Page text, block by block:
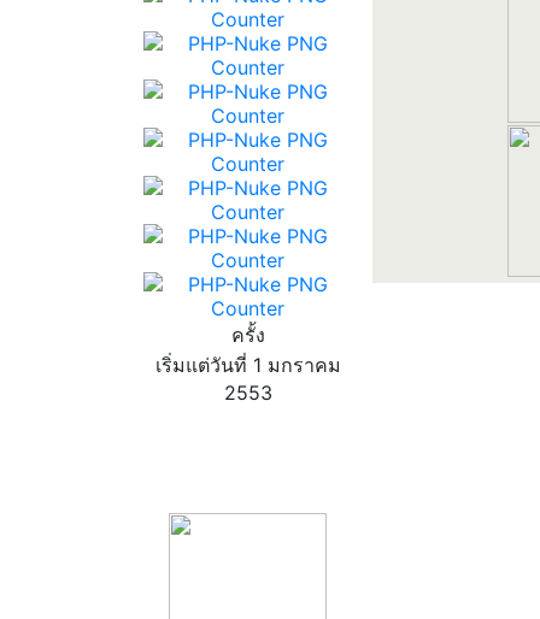
ครั้ง
เริ่มแต่วันที่ 1 มกราคม
2553